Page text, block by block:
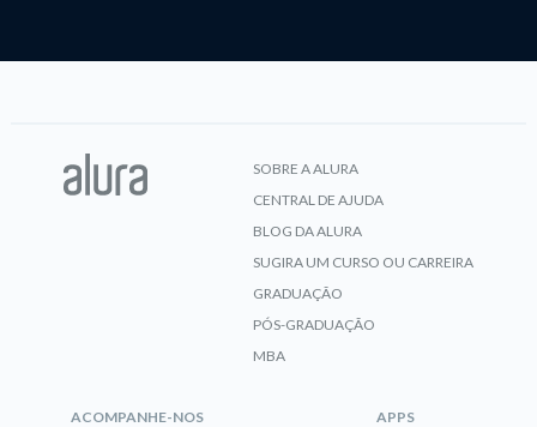
SOBRE A ALURA
CENTRAL DE AJUDA
BLOG DA ALURA
SUGIRA UM CURSO OU CARREIRA
GRADUAÇÃO
PÓS-GRADUAÇÃO
MBA
ACOMPANHE-NOS APPS